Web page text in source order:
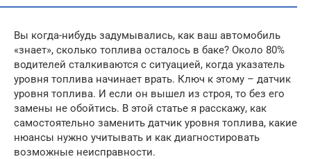
Вы когда-нибудь задумывались, как ваш автомобиль
«знает», сколько топлива осталось в баке? Около 80%
водителей сталкиваются с ситуацией, когда указатель
уровня топлива начинает врать. Ключ к этому – датчик
уровня топлива. И если он вышел из строя, то без его
замены не обойтись. В этой статье я расскажу, как
самостоятельно заменить датчик уровня топлива, какие
нюансы нужно учитывать и как диагностировать
возможные неисправности.